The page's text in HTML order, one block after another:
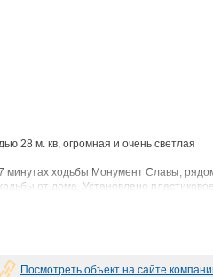
28 м. кв, огромная и очень светлая
минутах ходьбы Монумент Славы,
от дома. Установлено пластиковое
Посмотреть объект на сайте